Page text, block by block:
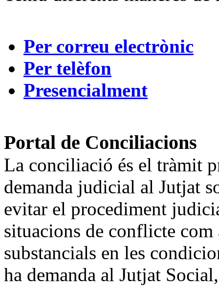
Per correu electrònic
Per telèfon
Presencialment
Portal de Conciliacions
La conciliació és el tràmit
demanda judicial al Jutjat
evitar el procediment
situacions de conflicte com
substancials en les
ha demanda al Jutjat